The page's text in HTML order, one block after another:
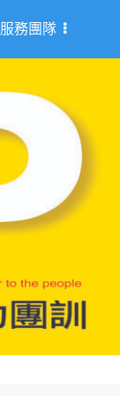
服務團隊